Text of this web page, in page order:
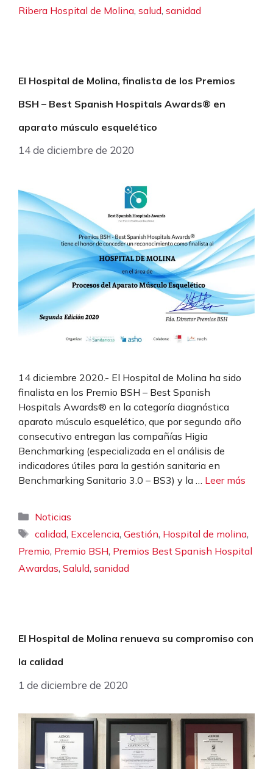
Ribera Hospital de Molina, salud, sanidad
El Hospital de Molina, finalista de los Premios
BSH – Best Spanish Hospitals Awards® en
aparato músculo esquelético
14 de diciembre de 2020
14 diciembre 2020.- El Hospital de Molina ha sido
finalista en los Premio BSH – Best Spanish
Hospitals Awards® en la categoría diagnóstica
aparato músculo esquelético, que por segundo año
consecutivo entregan las compañías Higia
Benchmarking (especializada en el análisis de
indicadores útiles para la gestión sanitaria en
Benchmarking Sanitario 3.0 – BS3) y la … Leer más
Categorías
Noticias
Etiquetas
calidad, Excelencia,Gestión, Hospital de molina,
Premio, Premio BSH, Premios Best Spanish Hospital
Awardas, Saluld, sanidad
El Hospital de Molina renueva su compromiso con
la calidad
1 de diciembre de 2020